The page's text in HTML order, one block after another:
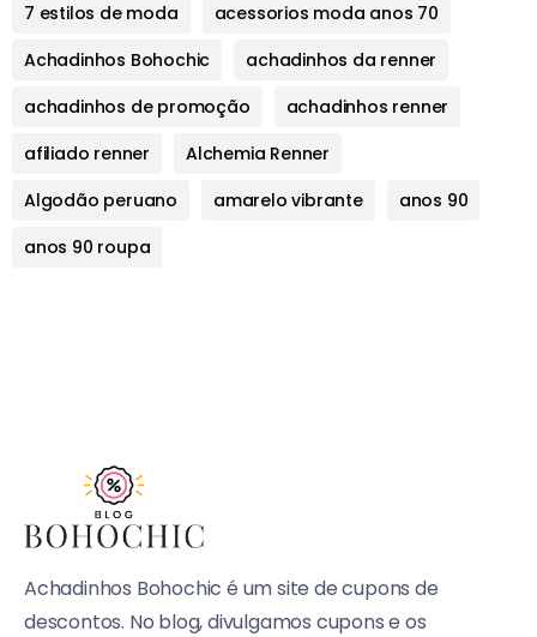
7 estilos de moda
acessorios moda anos 70
Achadinhos Bohochic
achadinhos da renner
achadinhos de promoção
achadinhos renner
afiliado renner
Alchemia Renner
Algodão peruano
amarelo vibrante
anos 90
anos 90 roupa
Achadinhos Bohochic é um site de cupons de
descontos. No blog, divulgamos cupons e os